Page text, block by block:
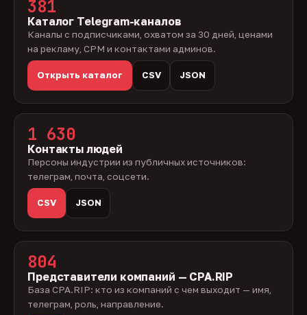
381
Каталог Telegram-каналов
Каналы с подписчиками, охватом за 30 дней, ценами
на рекламу, CPM и контактами админов.
Открыть каталог CSV JSON
1 630
Контакты людей
Персоны индустрии из публичных источников:
телеграм, почта, соцсети.
CSV JSON
804
Представители компаний — CPA.RIP
База CPA.RIP: кто из компаний с чем выходит — имя,
телеграм, роль, направление.